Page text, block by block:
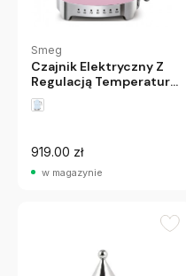
Smeg
Czajnik Elektryczny Z
Regulacją Temperatury
50'S Style Pastelowy
Róż Smeg
919.00 zł
w magazynie